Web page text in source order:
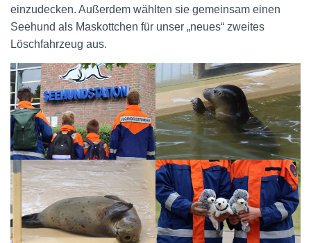
einzudecken. Außerdem wählten sie gemeinsam einen
Seehund als Maskottchen für unser „neues“ zweites
Löschfahrzeug aus.